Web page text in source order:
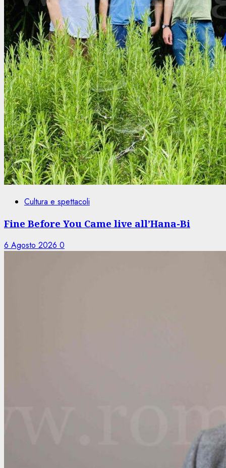
Cultura e spettacoli
Fine Before You Came live all’Hana-Bi
6 Agosto 2026 0